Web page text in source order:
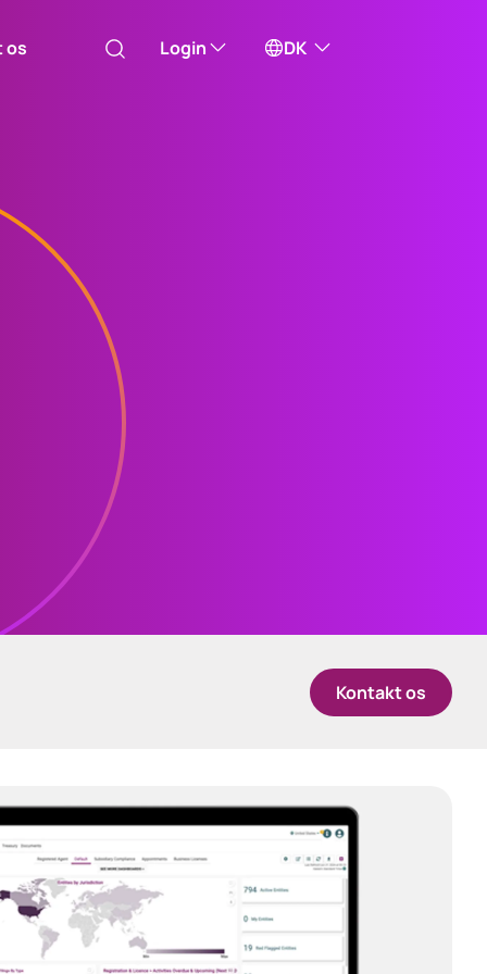
Login
take you to one of our external sites
Investor Centre (US)
Få adgang til udenlandske
aktier administreret af
Computershare i USA
os DK
Canada (Français)
Channel Islands
China Hong Kong
中國香港 (繁體中文)
中国香港 (简体中文)
Danmark
Netherlands
New Zealand
Kontakt os